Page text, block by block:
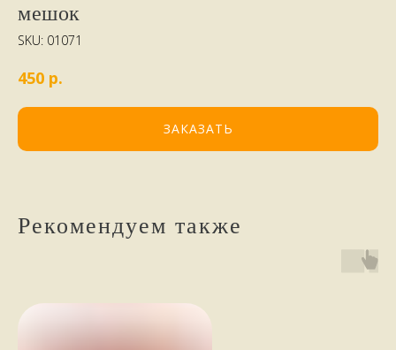
мешок
SKU: 01071
450 р.
ЗАКАЗАТЬ
Рекомендуем также